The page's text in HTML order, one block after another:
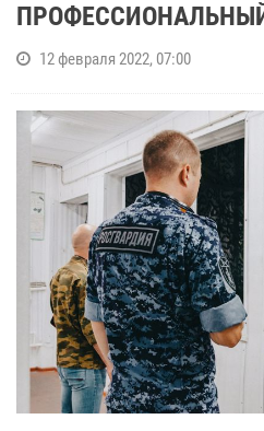
12 февраля 2022, 07:00